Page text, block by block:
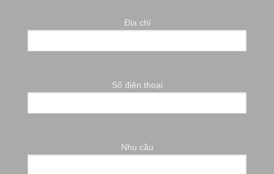
Địa chỉ
Số điện thoại
Nhu cầu